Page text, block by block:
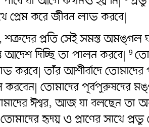
প্রেম করে জীবন লাভ করবে|
প্রতি সেই সমস্ত অমঙ্গল
দিচ্ছি তা পালন করবে| 9
করবে| তাঁর আশীর্বাদে
তোমাদের পূর্বপুরুষদের
ঈশ্বর, আজ যা বলছেন
হৃদয় ও প্রাণের সাথে প্রভু